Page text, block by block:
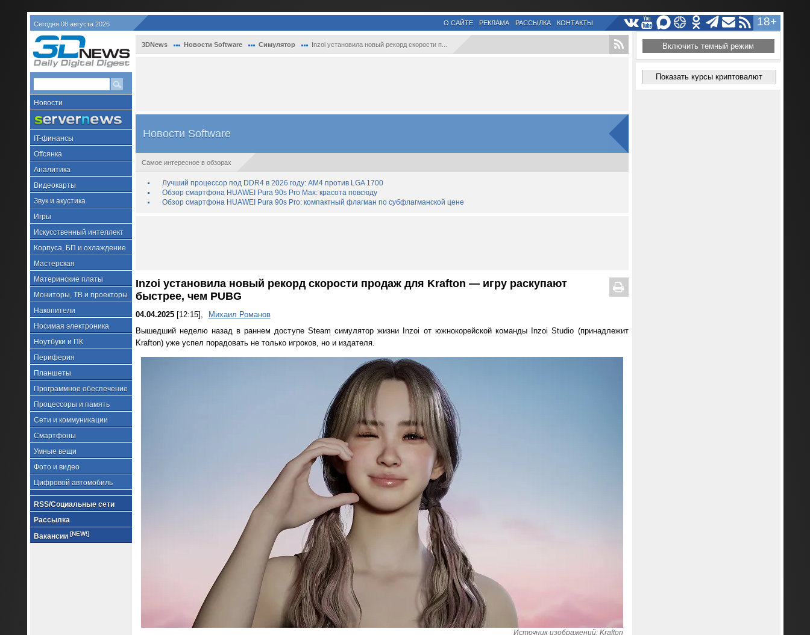
Сегодня 08 августа 2026 18+
О САЙТЕ РЕКЛАМА РАССЫЛКА КОНТАКТЫ
Новости
IT-финансы
Offсянка
Аналитика
Видеокарты
Звук и акустика
Игры
Искусственный интеллект
Корпуса, БП и охлаждение
Мастерская
Материнские платы
Мониторы, ТВ и проекторы
Накопители
Носимая электроника
Ноутбуки и ПК
Периферия
Планшеты
Программное обеспечение
Процессоры и память
Сети и коммуникации
Смартфоны
Умные вещи
Фото и видео
Цифровой автомобиль
RSS/Социальные сети
Рассылка
Вакансии [NEW!]
3DNews Новости Software Симулятор Inzoi установила новый рекорд скорости п...
Новости Software
Самое интересное в обзорах
Лучший процессор под DDR4 в 2026 году: AM4 против LGA 1700
Обзор смартфона HUAWEI Pura 90s Pro Max: красота повсюду
Обзор смартфона HUAWEI Pura 90s Pro: компактный флагман по субфлагманской цене
Inzoi установила новый рекорд скорости продаж для Krafton — игру раскупают
быстрее, чем PUBG
04.04.2025[12:15],
Михаил Романов
Вышедший неделю назад в раннем доступе Steam симулятор жизни Inzoi от южнокорейской команды Inzoi Studio (принадлежит
Krafton) уже успел порадовать не только игроков, но и издателя.
Источник изображений: Krafton
Включить темный режим
Показать курсы криптовалют